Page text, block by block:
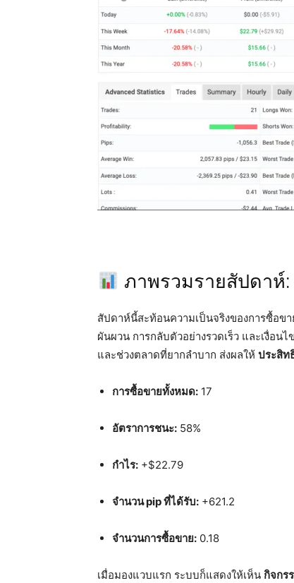
ภาพรวมรายสัปดาห์
สัปดาห์นี้สะท้อนความเป็นจริงของการซื้อ
ผันผวน การกลับตัวอย่างรวดเร็ว และเงื่อน
และช่วงตลาดที่ยากลำบาก ส่งผลให้ ประสิท
การซื้อขายทั้งหมด: 17
อัตราการชนะ: 58%
กำไร: +$22.79
จำนวน pip ที่ได้รับ: +621.2
จำนวนการซื้อขาย: 0.18
เมื่อมองแวบแรก ระบบก็แสดงให้เห็น กิจกร